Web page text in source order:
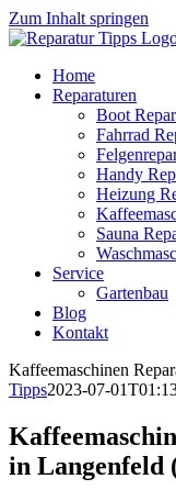
Zum Inhalt springen
Home
Reparaturen
Boot
Fahrrad
Handy
Heizung
Sauna
Service
Gartenbau
Blog
Kontakt
Kaffeemaschinen
Tipps2023-07-
in Langenfeld